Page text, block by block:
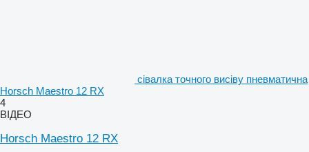
сівалка точного висіву пневматична
Horsch Maestro 12 RX
4
ВІДЕО
Horsch Maestro 12 RX